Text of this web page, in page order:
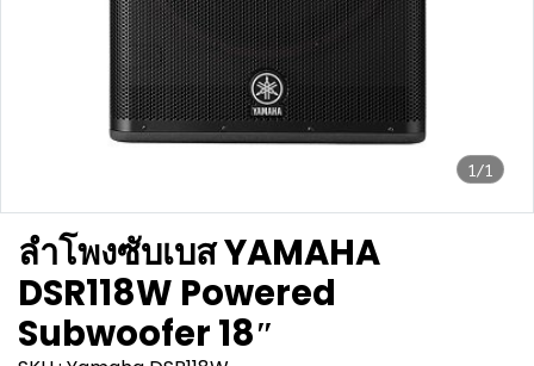
1/1
ลำโพงซับเบส YAMAHA
DSR118W Powered
Subwoofer 18″